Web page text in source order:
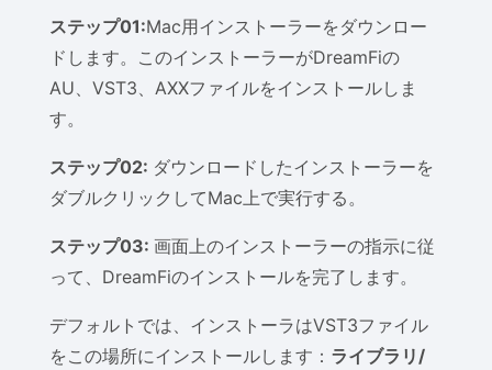
ステップ01:Mac用インストーラーをダウンロー
ドします。このインストーラーがDreamFiの
AU、VST3、AXXファイルをインストールしま
す。
ステップ02: ダウンロードしたインストーラーを
ダブルクリックしてMac上で実行する。
ステップ03: 画面上のインストーラーの指示に従
って、DreamFiのインストールを完了します。
デフォルトでは、インストーラはVST3ファイル
をこの場所にインストールします： ライブラリ/